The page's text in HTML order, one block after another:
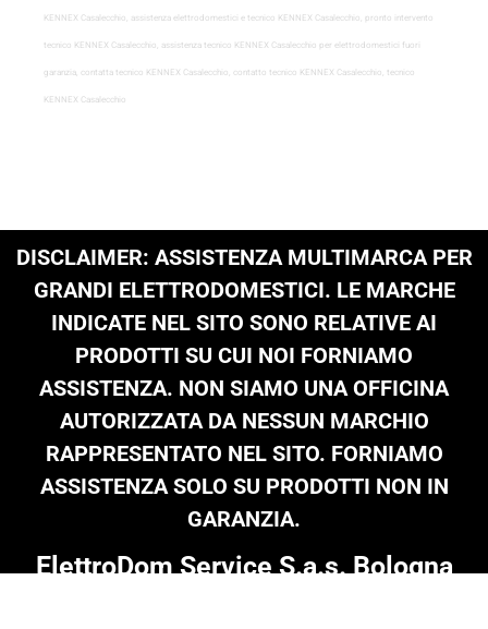
KENNEX Casalecchio, assistenza elettrodomestici e tecnico KENNEX Casalecchio, pronto intervento
tecnico KENNEX Casalecchio, assistenza tecnico KENNEX Casalecchio per elettrodomestici fuori
garanzia, contatta tecnico KENNEX Casalecchio, contatto tecnico KENNEX Casalecchio, tecnico
KENNEX Casalecchio
DISCLAIMER: ASSISTENZA MULTIMARCA PER
GRANDI ELETTRODOMESTICI. LE MARCHE
INDICATE NEL SITO SONO RELATIVE AI
PRODOTTI SU CUI NOI FORNIAMO
ASSISTENZA. NON SIAMO UNA OFFICINA
AUTORIZZATA DA NESSUN MARCHIO
RAPPRESENTATO NEL SITO. FORNIAMO
ASSISTENZA SOLO SU PRODOTTI NON IN
GARANZIA.
ElettroDom Service S.a.s. Bologna